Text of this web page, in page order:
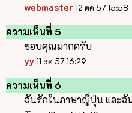
webmaster 12 ตค 57 15:58
ความเห็นที่ 5
ขอบคุณมากครับ
yy 11 ธค 57 16:29
ความเห็นที่ 6
ฉันรักในภาษาญี่ปุ่น และฉัน